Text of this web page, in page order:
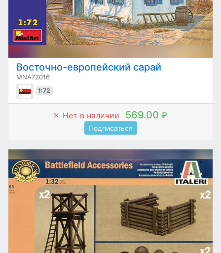
Восточно-европейский сарай
MNA72016
1:72
Нет в наличии 569.00 ₽
Подписаться